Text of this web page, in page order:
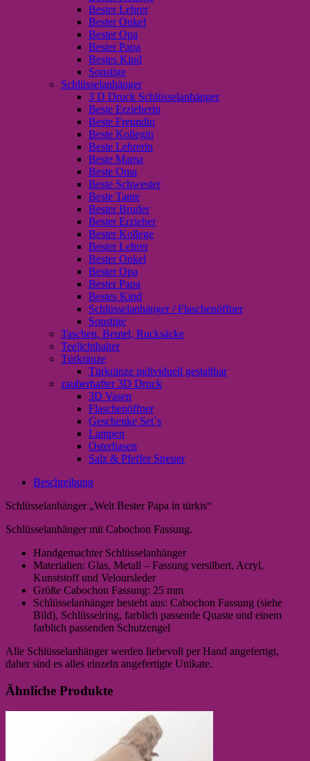
Bester Lehrer
Bester Onkel
Bester Opa
Bester Papa
Bestes Kind
Sonstige
Schlüsselanhänger
3 D Druck Schlüsselanhänger
Beste Erzieherin
Beste Freundin
Beste Kollegin
Beste Lehrerin
Beste Mama
Beste Oma
Beste Schwester
Beste Tante
Bester Bruder
Bester Erzieher
Bester Kollege
Bester Lehrer
Bester Onkel
Bester Opa
Bester Papa
Bestes Kind
Schlüsselanhänger / Flaschenöffner
Sonstige
Taschen, Beutel, Rucksäcke
Teelichthalter
Türkränze
Türkränze individuell gestaltbar
zauberhafter 3D Druck
3D Vasen
Flaschenöffner
Geschenke Set`s
Lampen
Osterhasen
Salz & Pfeffer Streuer
Beschreibung
Schlüsselanhänger „Welt Bester Papa in türkis“
Schlüsselanhänger mit Cabochon Fassung.
Handgemachter Schlüsselanhänger
Materialien: Glas, Metall – Fassung versilbert, Acryl,
Kunststoff und Veloursleder
Größe Cabochon Fassung: 25 mm
Schlüsselanhänger besteht aus: Cabochon Fassung (siehe
Bild), Schlüsselring, farblich passende Quaste und einem
farblich passenden Schutzengel
Alle Schlüsselanhänger werden liebevoll per Hand angefertigt,
daher sind es alles einzeln angefertigte Unikate.
Ähnliche Produkte